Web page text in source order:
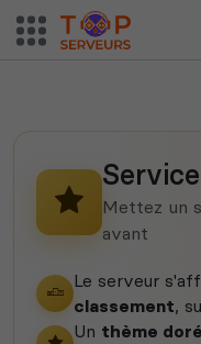
Myth of Empires
Mettez un
avant
Le serveur
classement,
Un thème doré